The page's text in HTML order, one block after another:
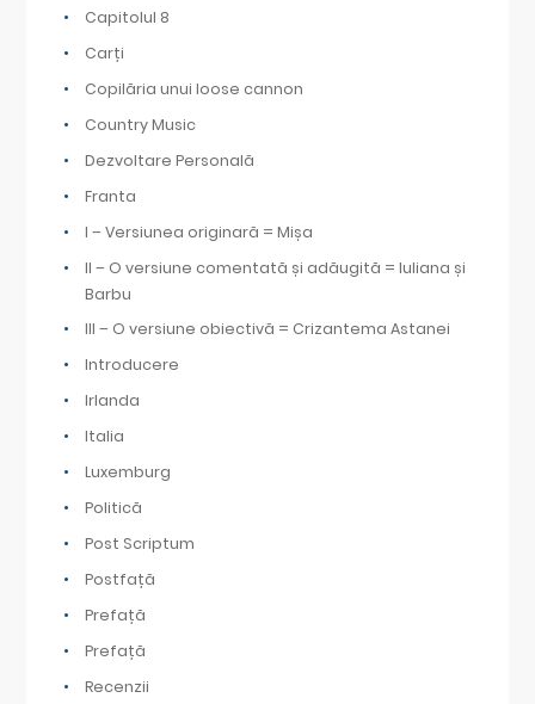
Capitolul 8
Carți
Copilăria unui loose cannon
Country Music
Dezvoltare Personală
Franta
I – Versiunea originară = Mișa
II – O versiune comentată și adăugită = Iuliana și
Barbu
III – O versiune obiectivă = Crizantema Astanei
Introducere
Irlanda
Italia
Luxemburg
Politică
Post Scriptum
Postfață
Prefață
Prefață
Recenzii